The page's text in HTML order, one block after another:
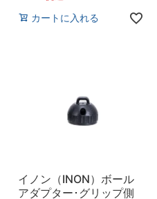
カートに入れる
イノン（INON）ボール
アダプター･グリップ側